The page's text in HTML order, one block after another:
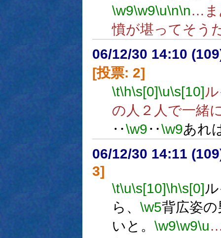
\w9\w9\u\n\n…ま
憤が堪ってそう
06/12/30 14:10
[投票: 2]
\t\h\s[0]\u\s[10]
の人２人で一緒
‥\w9‥\w9あれ
06/12/30 14:11
3]
\t\u\s[10]\h\s[0]
ら、 \w5背広姿
いと。 \w9\w9\u